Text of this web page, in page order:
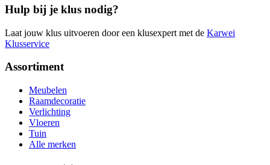
Hulp bij je klus nodig?
Laat jouw klus uitvoeren door een klusexpert met de Karwei
Klusservice
Assortiment
Meubelen
Raamdecoratie
Verlichting
Vloeren
Tuin
Alle merken